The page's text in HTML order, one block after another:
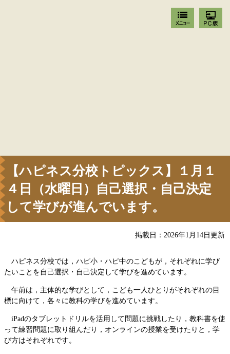
【ハピネス分校トピックス】１月１
４日（水曜日）自己選択・自己決定
して学びが進んでいます。
掲載日：2026年1月14日更新
ハピネス分校では，ハピ小・ハピ中のこどもが，それぞれに学び
たいことを自己選択・自己決定して学びを進めています。
午前は，主体的な学びとして，こども一人ひとりがそれぞれの目
標に向けて，各々に教科の学びを進めています。
iPadのタブレットドリルを活用して問題に挑戦したり，教科書を使
って練習問題に取り組んだり，オンラインの授業を受けたりと，学
び方はそれぞれです。